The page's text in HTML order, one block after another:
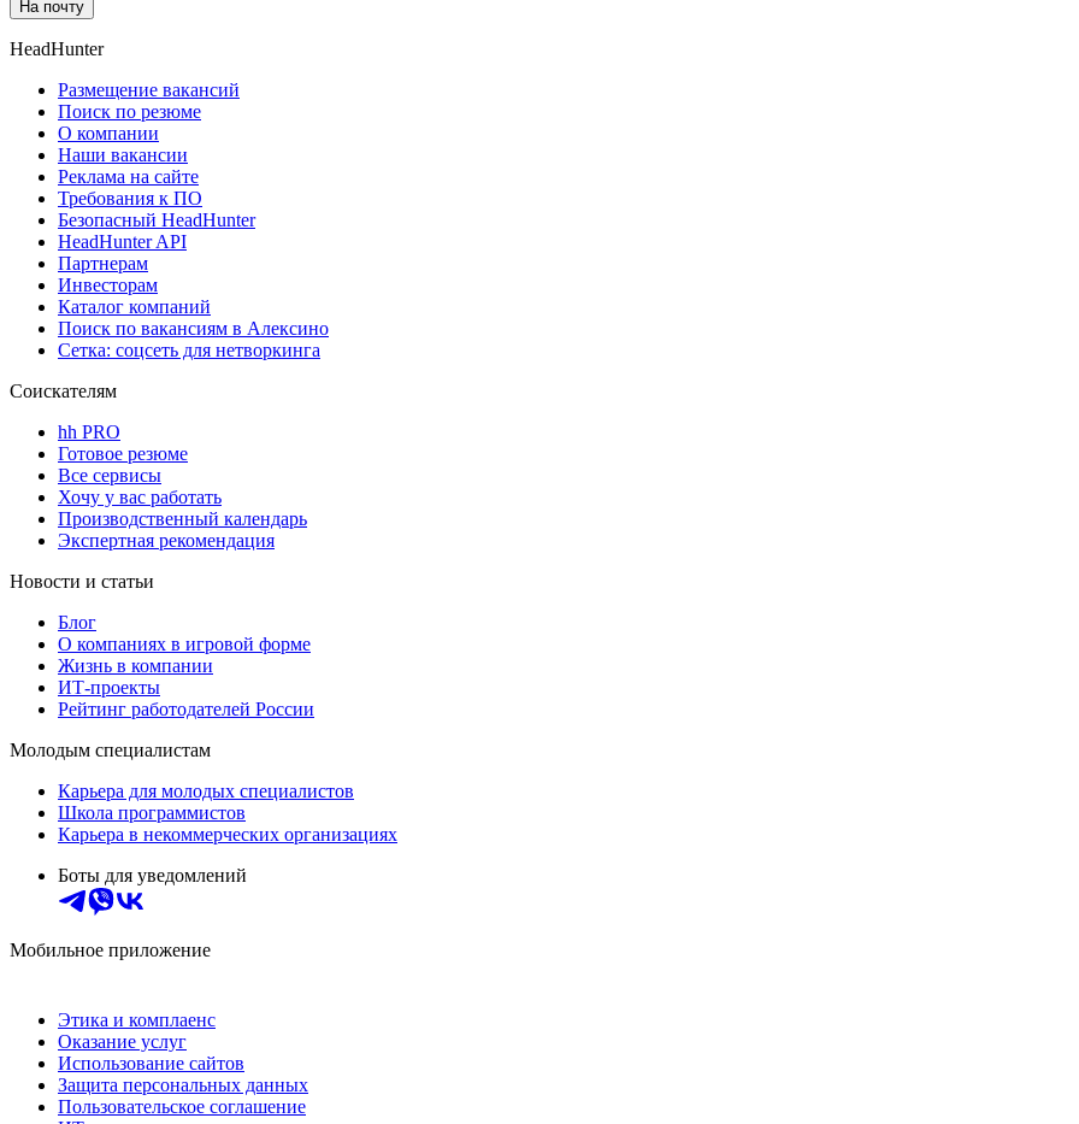
На почту
HeadHunter
Размещение вакансий
Поиск по резюме
О компании
Наши вакансии
Реклама на сайте
Требования к ПО
Безопасный HeadHunter
HeadHunter API
Партнерам
Инвесторам
Каталог компаний
Поиск по вакансиям в Алексино
Сетка: соцсеть для нетворкинга
Соискателям
hh PRO
Готовое резюме
Все сервисы
Хочу у вас работать
Производственный календарь
Экспертная рекомендация
Новости и статьи
Блог
О компаниях в игровой форме
Жизнь в компании
ИТ-проекты
Рейтинг работодателей России
Молодым специалистам
Карьера для молодых специалистов
Школа программистов
Карьера в некоммерческих организациях
Боты для уведомлений
Мобильное приложение
Этика и комплаенс
Оказание услуг
Использование сайтов
Защита персональных данных
Пользовательское соглашение